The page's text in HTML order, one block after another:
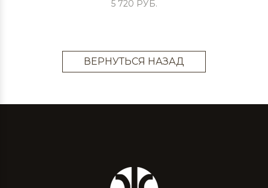
5 720 РУБ.
ВЕРНУТЬСЯ НАЗАД